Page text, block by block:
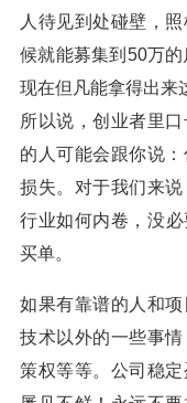
人待见到处碰壁，
候就能募集到50万
现在但凡能拿得出来
所以说，创业者里
的人可能会跟你说
损失。对于我们来
行业如何内卷，没
买单。
如果有靠谱的人和
技术以外的一些事
策权等等。公司稳